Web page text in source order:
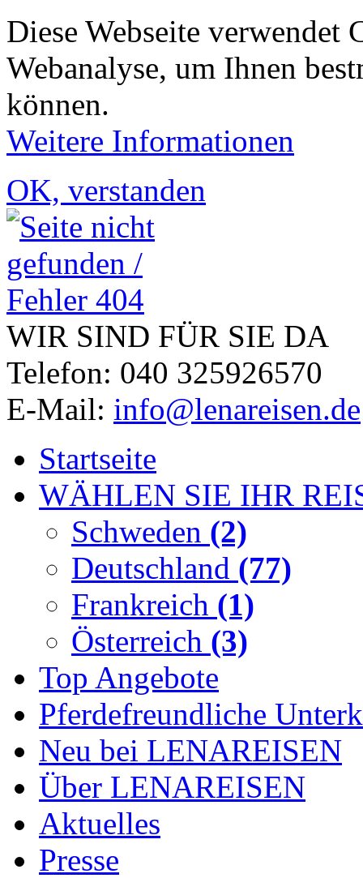
Diese Webseite verwendet
Webanalyse, um Ihnen
können.
Weitere Informationen
OK, verstanden
WIR SIND FÜR SIE DA
Telefon: 040 325926570
E-Mail: info@lenareisen.de
Startseite
WÄHLEN SIE IHR
Schweden (2)
Deutschland (77)
Frankreich (1)
Österreich (3)
Top Angebote
Pferdefreundliche
Neu bei LENAREISEN
Über LENAREISEN
Aktuelles
Presse